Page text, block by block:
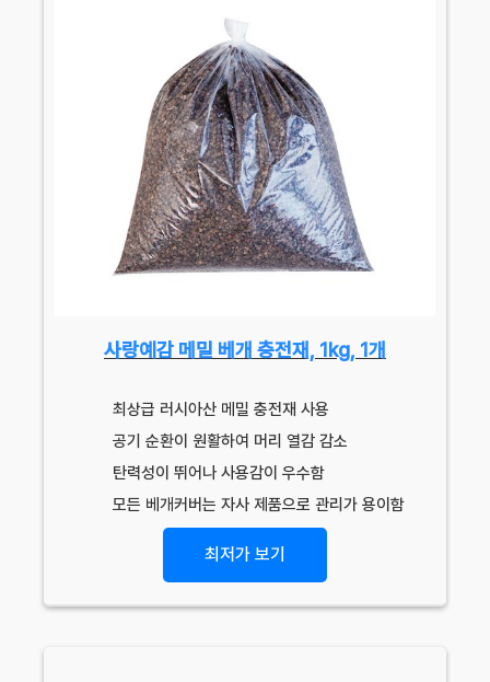
사랑예감 메밀 베개 충전재, 1kg, 1개
최상급 러시아산 메밀 충전재 사용
공기 순환이 원활하여 머리 열감 감소
탄력성이 뛰어나 사용감이 우수함
모든 베개커버는 자사 제품으로 관리가 용이함
최저가 보기